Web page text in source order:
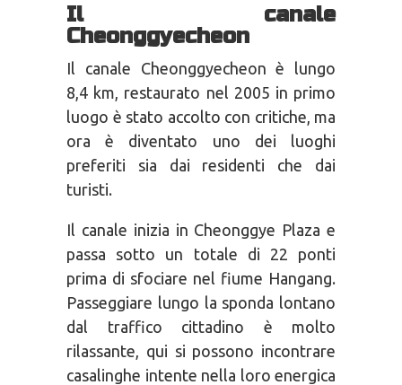
Il canale
Cheonggyecheon
Il canale Cheonggyecheon è lungo
8,4 km, restaurato nel 2005 in primo
luogo è stato accolto con critiche, ma
ora è diventato uno dei luoghi
preferiti sia dai residenti che dai
turisti.
Il canale inizia in Cheonggye Plaza e
passa sotto un totale di 22 ponti
prima di sfociare nel fiume Hangang.
Passeggiare lungo la sponda lontano
dal traffico cittadino è molto
rilassante, qui si possono incontrare
casalinghe intente nella loro energica